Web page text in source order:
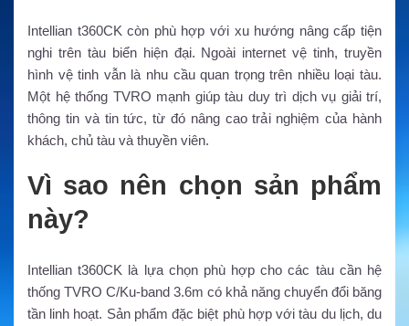
Intellian t360CK còn phù hợp với xu hướng nâng cấp tiện
nghi trên tàu biển hiện đại. Ngoài internet vệ tinh, truyền
hình vệ tinh vẫn là nhu cầu quan trọng trên nhiều loại tàu.
Một hệ thống TVRO mạnh giúp tàu duy trì dịch vụ giải trí,
thông tin và tin tức, từ đó nâng cao trải nghiệm của hành
khách, chủ tàu và thuyền viên.
Vì sao nên chọn sản phẩm
này?
Intellian t360CK là lựa chọn phù hợp cho các tàu cần hệ
thống TVRO C/Ku-band 3.6m có khả năng chuyển đổi băng
tần linh hoạt. Sản phẩm đặc biệt phù hợp với tàu du lịch, du